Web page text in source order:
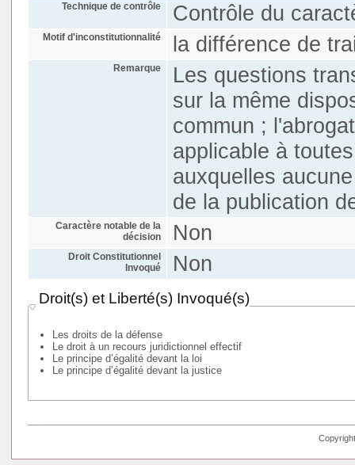
Technique de contrôle Contrôle du
Motif d'inconstitutionnalité la différence de
Remarque
Les questions
sur la même
commun ;
applicable à
auxquelles
de la publication
Caractère notable de la
décision
Non
Droit Constitutionnel
Invoqué
Non
Droit(s) et Liberté(s) Invoqué(s)
Les droits de la défense
Le droit à un recours juridictionnel effectif
Le principe d’égalité devant la loi
Le principe d’égalité devant la justice